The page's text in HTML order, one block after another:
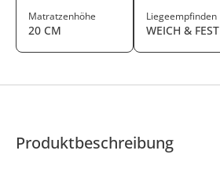
Matratzenhöhe
20 CM
Liegeempfinden
WEICH & FEST
Produktbeschreibung